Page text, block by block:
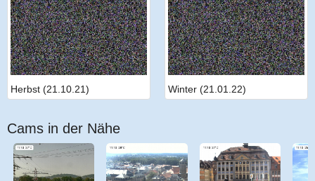
Herbst (21.10.21) Winter (21.01.22)
Cams in der Nähe